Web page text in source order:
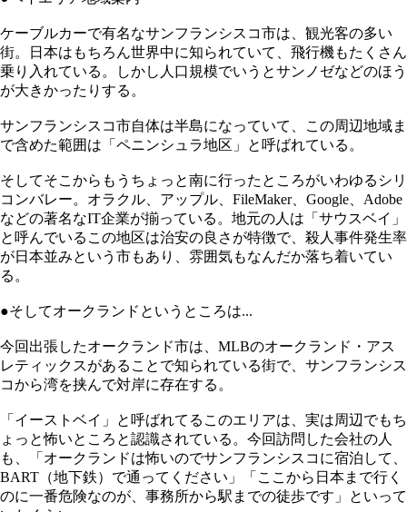
ケーブルカーで有名なサンフランシスコ市は、観光客の多い
街。日本はもちろん世界中に知られていて、飛行機もたくさん
乗り入れている。しかし人口規模でいうとサンノゼなどのほう
が大きかったりする。
サンフランシスコ市自体は半島になっていて、この周辺地域ま
で含めた範囲は「ペニンシュラ地区」と呼ばれている。
そしてそこからもうちょっと南に行ったところがいわゆるシリ
コンバレー。オラクル、アップル、FileMaker、Google、Adobe
などの著名なIT企業が揃っている。地元の人は「サウスベイ」
と呼んでいるこの地区は治安の良さが特徴で、殺人事件発生率
が日本並みという市もあり、雰囲気もなんだか落ち着いてい
る。
●そしてオークランドというところは...
今回出張したオークランド市は、MLBのオークランド・アス
レティックスがあることで知られている街で、サンフランシス
コから湾を挟んで対岸に存在する。
「イーストベイ」と呼ばれてるこのエリアは、実は周辺でもち
ょっと怖いところと認識されている。今回訪問した会社の人
も、「オークランドは怖いのでサンフランシスコに宿泊して、
BART（地下鉄）で通ってください」「ここから日本まで行く
のに一番危険なのが、事務所から駅までの徒歩です」といって